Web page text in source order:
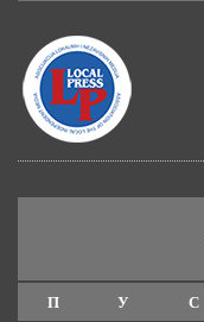
П У С